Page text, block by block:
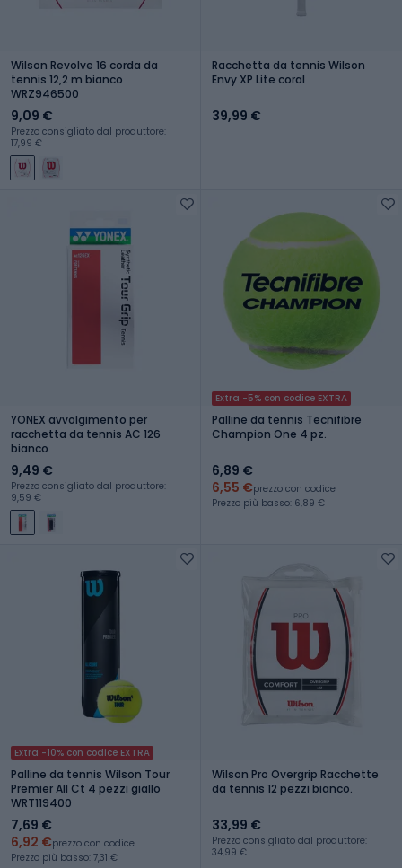
Wilson Revolve 16 corda da
tennis 12,2 m bianco
WRZ946500
9,09 €
Prezzo consigliato dal produttore:
17,99 €
Racchetta da tennis Wilson
Envy XP Lite coral
39,99 €
YONEX avvolgimento per
racchetta da tennis AC 126
bianco
9,49 €
Prezzo consigliato dal produttore:
9,59 €
Extra -5% con codice EXTRA
Palline da tennis Tecnifibre
Champion One 4 pz.
6,89 €
6,55 €prezzo con codice
Prezzo più basso: 6,89 €
Extra -10% con codice EXTRA
Palline da tennis Wilson Tour
Premier All Ct 4 pezzi giallo
WRT119400
7,69 €
6,92 €prezzo con codice
Prezzo più basso: 7,31 €
Wilson Pro Overgrip Racchette
da tennis 12 pezzi bianco.
33,99 €
Prezzo consigliato dal produttore:
34,99 €